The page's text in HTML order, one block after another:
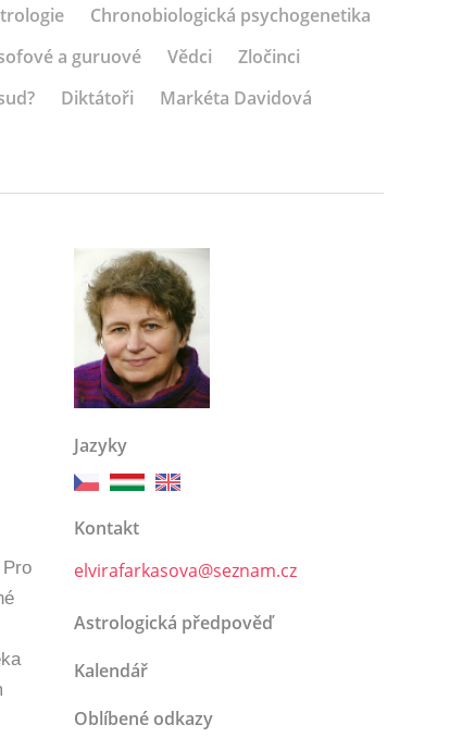
Chronobiologická psychogenetika
a guruové Vědci
Zločinci
Diktátoři
Markéta Davidová
Jazyky
Kontakt
elvirafarkasova@seznam.cz
Astrologická předpověď
Kalendář
Oblíbené odkazy